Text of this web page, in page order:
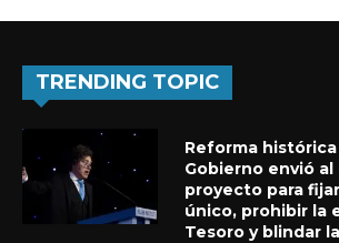
TRENDING TOPIC
Reforma histórica
Gobierno envió
proyecto para
único, prohibir la
Tesoro y blindar